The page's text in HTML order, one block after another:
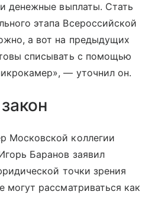
денежные выплаты. Стать
этапа Всероссийской
а вот на предыдущих
списывать с помощью
— уточнил он.
Московской коллегии
Баранов заявил
точки зрения
могут рассматриваться как